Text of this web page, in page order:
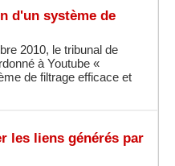
d'un système de
2010, le tribunal de
à Youtube «
de filtrage efficace et
les liens générés par